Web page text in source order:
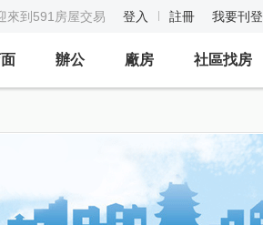
來到591房屋交易 登入 註冊 我要刊登
辦公 廠房 社區找房